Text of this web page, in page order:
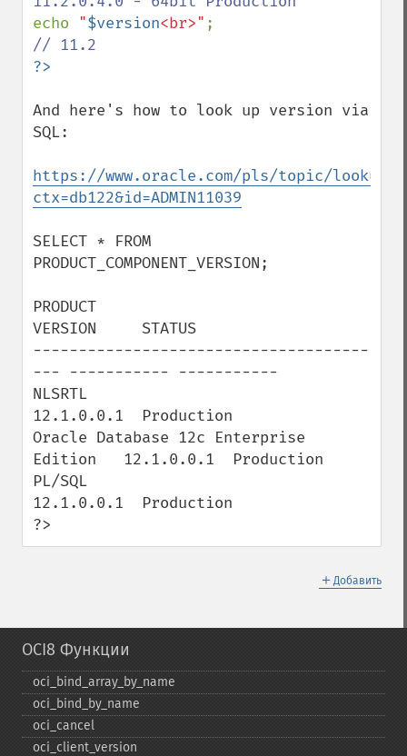
echo "$version<br>"
And here's how to look up version via
SQL:
https://www.oracle.com/pls/topic/lookup?
ctx=db122&id=ADMIN11039
SELECT * FROM
PRODUCT_COMPONENT_VERSION;
PRODUCT
VERSION     STATUS
-------------------------------------
--- ----------- -----------
NLSRTL
12.1.0.0.1  Production
Oracle Database 12c Enterprise
Edition   12.1.0.0.1  Production
PL/SQL
12.1.0.0.1  Production
?>
＋ Добавить
OCI8 Функции
oci_​bind_​array_​by_​name
oci_​bind_​by_​name
oci_​cancel
oci_​client_​version